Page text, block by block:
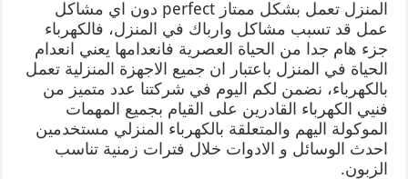
المنزل تعمل بشكل ممتاز perfect دون اي مشاكل
عمل قد تسبب مشاكل وارباك في المنزل، فالكهرباء
جزء هام جدا من الحياة العصرية فانعدامها يعني انعدام
الحياة في المنزل باعتبار ان جميع الاجهزة المنزلية تعمل
بالكهرباء، نضمن لكم اليوم في شركتنا عدد متميز من
فنيي الكهرباء القادرين على القيام بجميع المهمات
الموكولة اليهم والمتعلقة بالكهرباء المنزلي مستخدمين
احدث الوسائل و الادوات خلال فترات زمنية تناسب
الزبون.